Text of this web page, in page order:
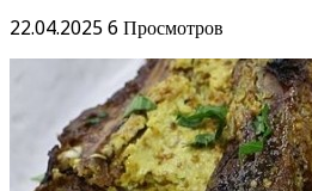
22.04.2025 6 Просмотров